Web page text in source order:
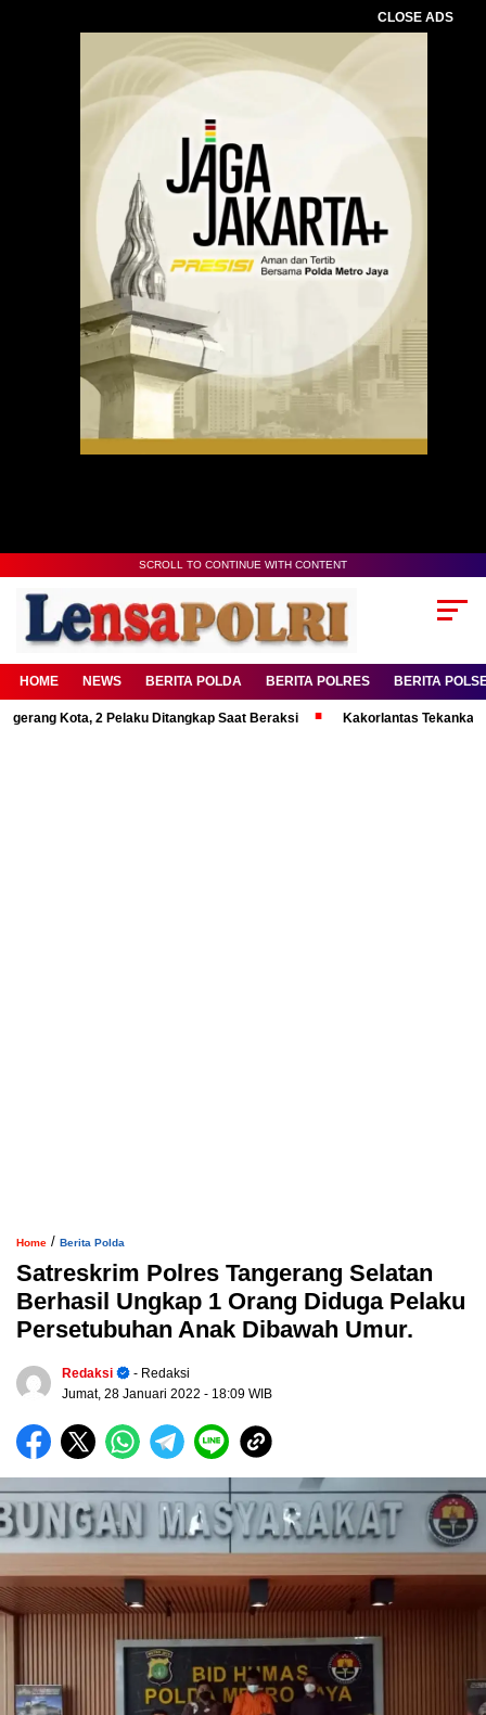
CLOSE ADS
SCROLL TO CONTINUE WITH CONTENT
HOME NEWS BERITA POLDA BERITA POLRES BERITA
2 Pelaku Ditangkap Saat Beraksi Kakorlantas Tekankan Mental
Home / Berita Polda
Satreskrim Polres Tangerang Selatan
Berhasil Ungkap 1 Orang Diduga Pelaku
Persetubuhan Anak Dibawah Umur.
Redaksi
- Redaksi
Jumat, 28 Januari 2022 - 18:09 WIB